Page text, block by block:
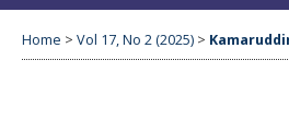
Home > Vol 17, No 2 (2025) >